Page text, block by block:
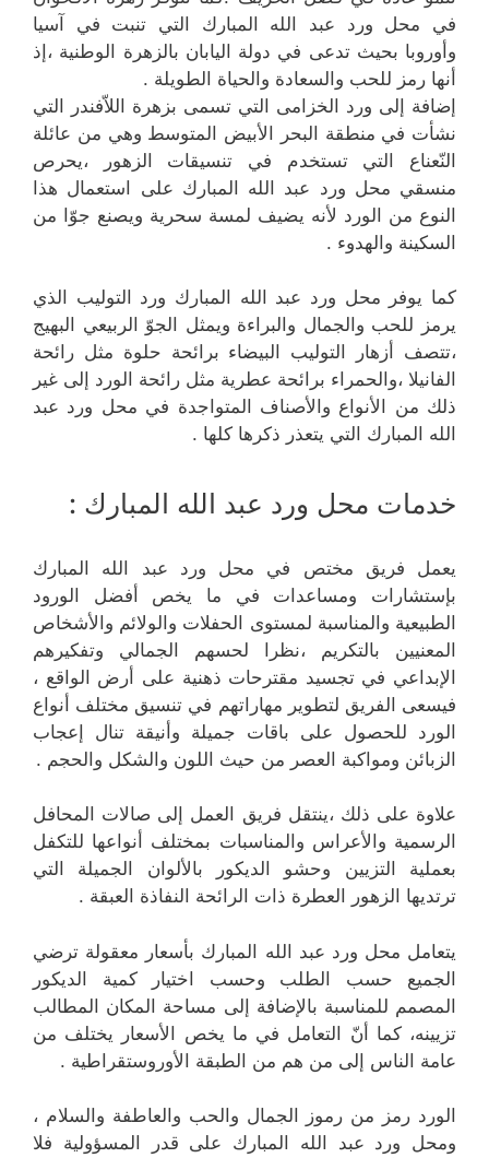
في محل ورد عبد الله المبارك التي تنبت في آسيا
وأوروبا بحيث تدعى في دولة اليابان بالزهرة الوطنية ،إذ
أنها رمز للحب والسعادة والحياة الطويلة .
إضافة إلى ورد الخزامى التي تسمى بزهرة اللاّفندر التي
نشأت في منطقة البحر الأبيض المتوسط وهي من عائلة
النّعناع التي تستخدم في تنسيقات الزهور ،يحرص
منسقي محل ورد عبد الله المبارك على استعمال هذا
النوع من الورد لأنه يضيف لمسة سحرية ويصنع جوّا من
السكينة والهدوء .
كما يوفر محل ورد عبد الله المبارك ورد التوليب الذي
يرمز للحب والجمال والبراءة ويمثل الجوّ الربيعي البهيج
،تتصف أزهار التوليب البيضاء برائحة حلوة مثل رائحة
الفانيلا ،والحمراء برائحة عطرية مثل رائحة الورد إلى غير
ذلك من الأنواع والأصناف المتواجدة في محل ورد عبد
الله المبارك التي يتعذر ذكرها كلها .
خدمات محل ورد عبد الله المبارك :
يعمل فريق مختص في محل ورد عبد الله المبارك
بإستشارات ومساعدات في ما يخص أفضل الورود
الطبيعية والمناسبة لمستوى الحفلات والولائم والأشخاص
المعنيين بالتكريم ،نظرا لحسهم الجمالي وتفكيرهم
الإبداعي في تجسيد مقترحات ذهنية على أرض الواقع ،
فيسعى الفريق لتطوير مهاراتهم في تنسيق مختلف أنواع
الورد للحصول على باقات جميلة وأنيقة تنال إعجاب
الزبائن ومواكبة العصر من حيث اللون والشكل والحجم .
علاوة على ذلك ،ينتقل فريق العمل إلى صالات المحافل
الرسمية والأعراس والمناسبات بمختلف أنواعها للتكفل
بعملية التزيين وحشو الديكور بالألوان الجميلة التي
ترتديها الزهور العطرة ذات الرائحة النفاذة العبقة .
يتعامل محل ورد عبد الله المبارك بأسعار معقولة ترضي
الجميع حسب الطلب وحسب اختيار كمية الديكور
المصمم للمناسبة بالإضافة إلى مساحة المكان المطالب
تزيينه، كما أنّ التعامل في ما يخص الأسعار يختلف من
عامة الناس إلى من هم من الطبقة الأوروستقراطية .
الورد رمز من رموز الجمال والحب والعاطفة والسلام ،
ومحل ورد عبد الله المبارك على قدر المسؤولية فلا